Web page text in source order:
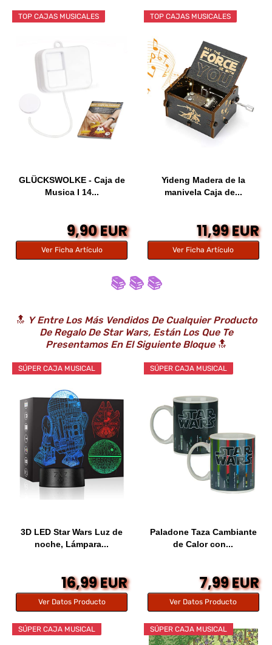
TOP CAJAS MUSICALES
GLÜCKSWOLKE - Caja de
Musica I 14...
9,90 EUR
Ver Ficha Artículo
TOP CAJAS MUSICALES
Yideng Madera de la
manivela Caja de...
11,99 EUR
Ver Ficha Artículo
📚 📚 📚
🔝 Y Entre Los Más Vendidos De Cualquier Producto
De Regalo De Star Wars, Están Los Que Te
Presentamos En El Siguiente Bloque🔝
SÚPER CAJA MUSICAL
3D LED Star Wars Luz de
noche, Lámpara...
16,99 EUR
Ver Datos Producto
SÚPER CAJA MUSICAL
Paladone Taza Cambiante
de Calor con...
7,99 EUR
Ver Datos Producto
SÚPER CAJA MUSICAL SÚPER CAJA MUSICAL